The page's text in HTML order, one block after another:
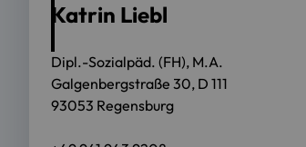
Katrin Liebl
Dipl.-Sozialpäd. (FH), M.A.
Galgenbergstraße 30, D 111
93053 Regensburg